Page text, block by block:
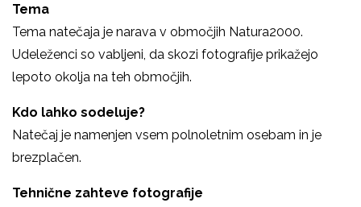
Tema
Tema natečaja je narava v območjih Natura2000.
Udeleženci so vabljeni, da skozi fotografije prikažejo
lepoto okolja na teh območjih.
Kdo lahko sodeluje?
Natečaj je namenjen vsem polnoletnim osebam in je
brezplačen.
Tehnične zahteve fotografije